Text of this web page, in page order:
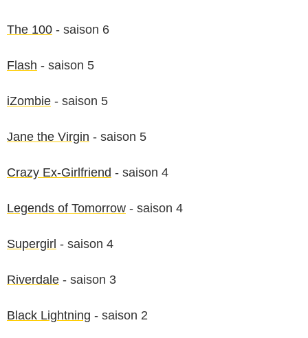
The 100 - saison 6
Flash - saison 5
iZombie - saison 5
Jane the Virgin - saison 5
Crazy Ex-Girlfriend - saison 4
Legends of Tomorrow - saison 4
Supergirl - saison 4
Riverdale - saison 3
Black Lightning - saison 2